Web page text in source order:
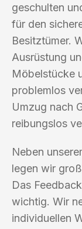
geschulten
für den
Besitztümer.
Ausrüstung
Möbelstücke
problemlos
Umzug nach
reibungslos
Neben
legen wir
Das
wichtig. Wir
individuellen